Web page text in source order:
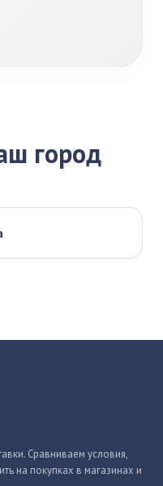
город
Сравниваем условия,
на покупках в магазинах и